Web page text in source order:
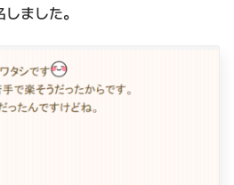
ました。